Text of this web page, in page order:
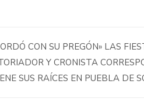
CON SU PREGÓN» LAS
Y CRONISTA
SUS RAÍCES EN PUEBLA DE